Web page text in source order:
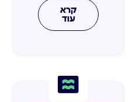
קרא
עוד